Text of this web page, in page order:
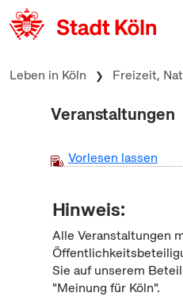
zum Inhalt springen
Leben in Köln Freizeit,
Veranstaltungen
Vorlesen lassen
Hinweis:
Alle Veranstaltungen
Sie auf unserem
"Meinung für Köln".